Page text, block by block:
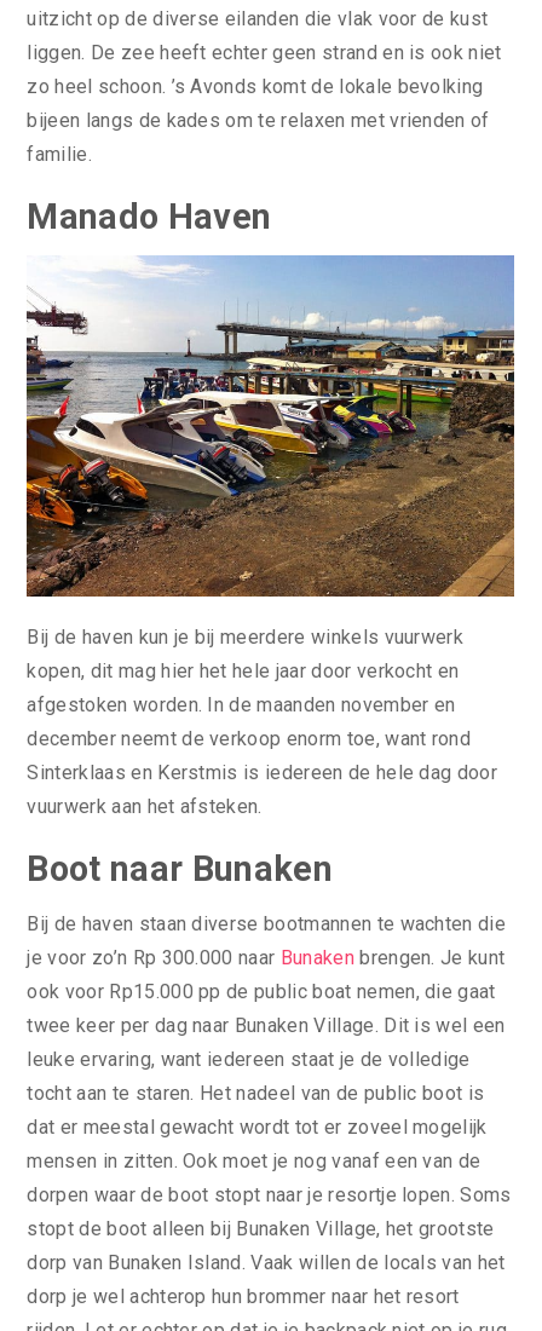
uitzicht op de diverse eilanden die vlak voor de kust
liggen. De zee heeft echter geen strand en is ook niet
zo heel schoon. ’s Avonds komt de lokale bevolking
bijeen langs de kades om te relaxen met vrienden of
familie.
Manado Haven
Bij de haven kun je bij meerdere winkels vuurwerk
kopen, dit mag hier het hele jaar door verkocht en
afgestoken worden. In de maanden november en
december neemt de verkoop enorm toe, want rond
Sinterklaas en Kerstmis is iedereen de hele dag door
vuurwerk aan het afsteken.
Boot naar Bunaken
Bij de haven staan diverse bootmannen te wachten die
je voor zo’n Rp 300.000 naar Bunakenbrengen. Je kunt
ook voor Rp15.000 pp de public boat nemen, die gaat
twee keer per dag naar Bunaken Village. Dit is wel een
leuke ervaring, want iedereen staat je de volledige
tocht aan te staren. Het nadeel van de public boot is
dat er meestal gewacht wordt tot er zoveel mogelijk
mensen in zitten. Ook moet je nog vanaf een van de
dorpen waar de boot stopt naar je resortje lopen. Soms
stopt de boot alleen bij Bunaken Village, het grootste
dorp van Bunaken Island. Vaak willen de locals van het
dorp je wel achterop hun brommer naar het resort